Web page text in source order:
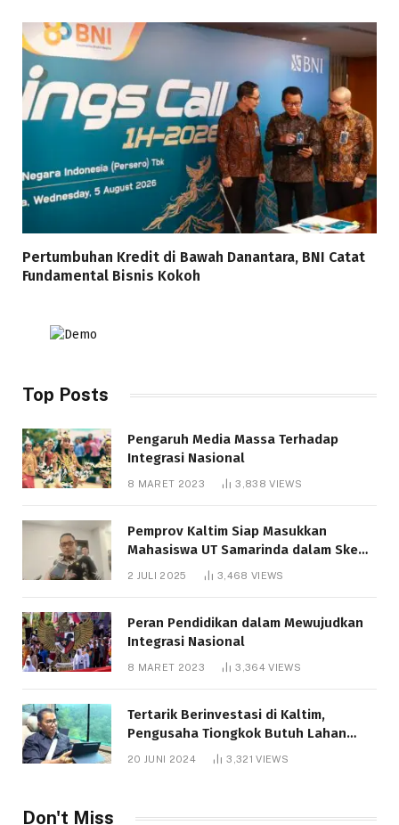
Pertumbuhan Kredit di Bawah Danantara, BNI Catat
Fundamental Bisnis Kokoh
Top Posts
Pengaruh Media Massa Terhadap
Integrasi Nasional
8 MARET 2023 3,838VIEWS
Pemprov Kaltim Siap Masukkan
Mahasiswa UT Samarinda dalam Skema
Bantuan Pendidikan Gratispol
2 JULI 2025 3,468 VIEWS
Peran Pendidikan dalam Mewujudkan
Integrasi Nasional
8 MARET 2023 3,364VIEWS
Tertarik Berinvestasi di Kaltim,
Pengusaha Tiongkok Butuh Lahan
1.000 Hektare
20 JUNI 2024 3,321VIEWS
Don't Miss